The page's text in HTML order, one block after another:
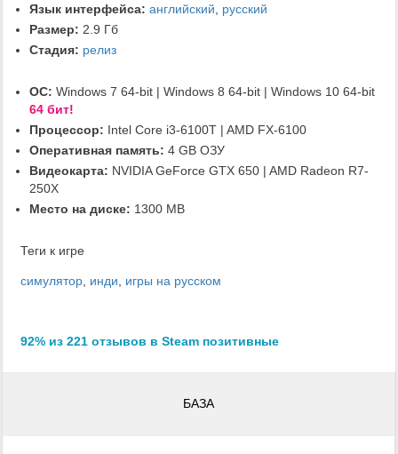
Язык интерфейса: английский
русский
Размер: 2.9 Гб
Стадия: релиз
ОС: Windows 7 64-bit | Windows 8 64-bit | Windows 10 64-bit
64 бит!
Процессор: Intel Core i3-6100T | AMD FX-6100
Оперативная память: 4 GB ОЗУ
Видеокарта: NVIDIA GeForce GTX 650 | AMD Radeon R7-
250X
Место на диске: 1300 MB
Теги к игре
симулятор инди игры на русском
92% из 221 отзывов в Steam позитивные
БАЗА